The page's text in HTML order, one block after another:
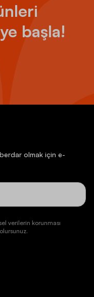
başla!
olmak için e-
verilerin korunması